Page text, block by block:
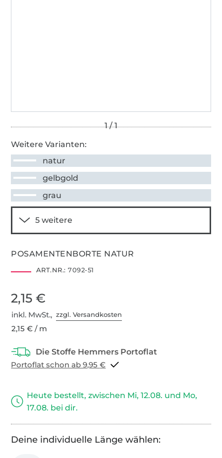
Weitere Varianten:
natur
gelbgold
grau
POSAMENTENBORTE NATUR
ART.NR.: 7092-51
2,15 €
inkl. MwSt.,zzgl. Versandkosten
2,15 € / m
Portoflat schon ab 9,95 €
Heute bestellt, zwischen Mi, 12.08. und Mo,
17.08. bei dir.
Deine individuelle Länge wählen: